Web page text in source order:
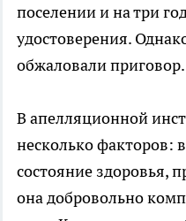
поселении и на три
удостоверения.
обжаловали приговор.
В апелляционной
несколько факторов:
состояние здоровья,
она добровольно